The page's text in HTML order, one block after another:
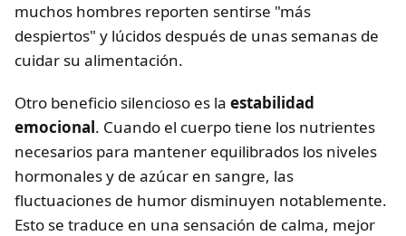
muchos hombres reporten sentirse "más
despiertos" y lúcidos después de unas semanas de
cuidar su alimentación.
Otro beneficio silencioso es la estabilidad
emocional. Cuando el cuerpo tiene los nutrientes
necesarios para mantener equilibrados los niveles
hormonales y de azúcar en sangre, las
fluctuaciones de humor disminuyen notablemente.
Esto se traduce en una sensación de calma, mejor